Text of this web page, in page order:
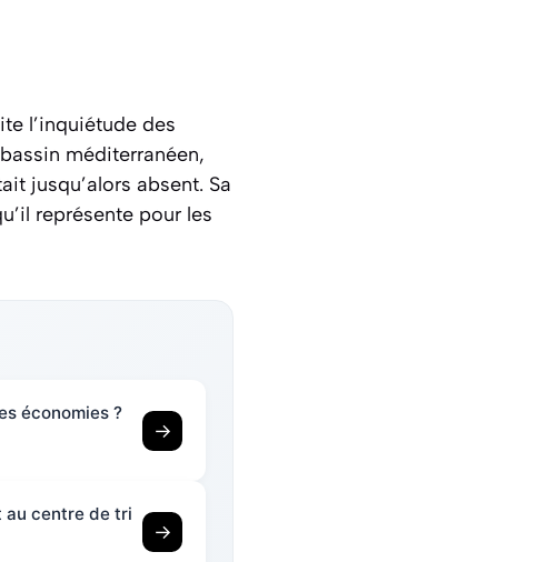
l’inquiétude des
méditerranéen,
jusqu’alors absent. Sa
représente pour les
économies ?
→
au centre de tri
→